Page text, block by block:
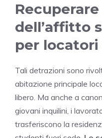
dell’affitto
per locatori
Tali detrazioni sono
abitazione principale
libero. Ma anche a
giovani inquilini, i
trasferiscono la